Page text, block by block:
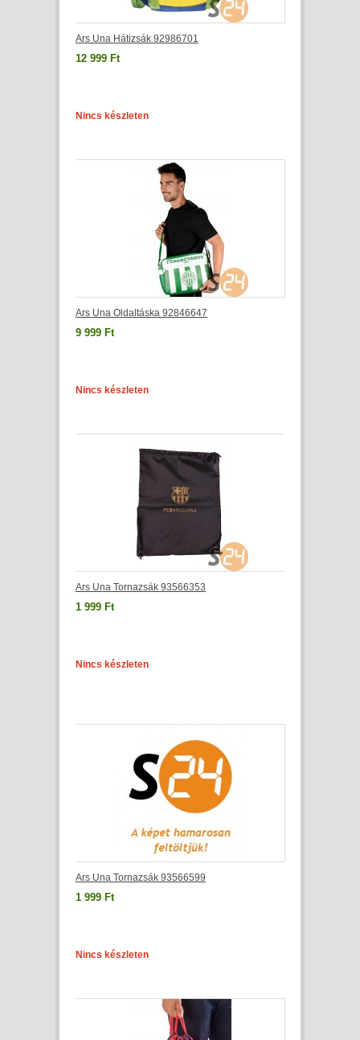
Ars Una Hátizsák 92986701
12 999 Ft
Nincs készleten
Ars Una Oldaltáska 92846647
9 999 Ft
Nincs készleten
Ars Una Tornazsák 93566353
1 999 Ft
Nincs készleten
Ars Una Tornazsák 93566599
1 999 Ft
Nincs készleten